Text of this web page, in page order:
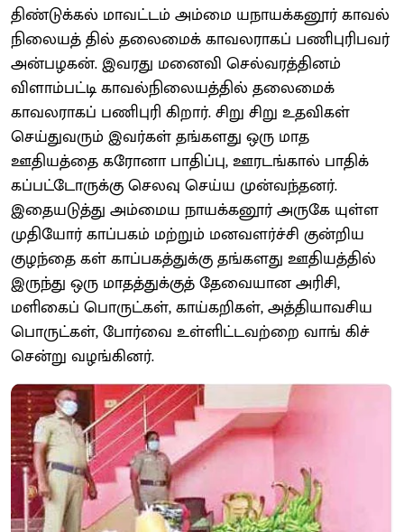
திண்டுக்கல் மாவட்டம் அம்மை யநாயக்கனூர் காவல்
நிலையத் தில் தலைமைக் காவலராகப் பணிபுரிபவர்
அன்பழகன். இவரது மனைவி செல்வரத்தினம்
விளாம்பட்டி காவல்நிலையத்தில் தலைமைக்
காவலராகப் பணிபுரி கிறார். சிறு சிறு உதவிகள்
செய்துவரும் இவர்கள் தங்களது ஒரு மாத
ஊதியத்தை கரோனா பாதிப்பு, ஊரடங்கால் பாதிக்
கப்பட்டோருக்கு செலவு செய்ய முன்வந்தனர்.
இதையடுத்து அம்மைய நாயக்கனூர் அருகே யுள்ள
முதியோர் காப்பகம் மற்றும் மனவளர்ச்சி குன்றிய
குழந்தை கள் காப்பகத்துக்கு தங்களது ஊதியத்தில்
இருந்து ஒரு மாதத்துக்குத் தேவையான அரிசி,
மளிகைப் பொருட்கள், காய்கறிகள், அத்தியாவசிய
பொருட்கள், போர்வை உள்ளிட்டவற்றை வாங் கிச்
சென்று வழங்கினர்.